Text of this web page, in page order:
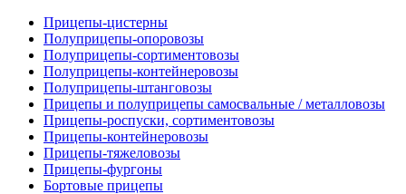
Прицепы-цистерны
Полуприцепы-опоровозы
Полуприцепы-сортиментовозы
Полуприцепы-контейнеровозы
Полуприцепы-штанговозы
Прицепы и полуприцепы самосвальные / металловозы
Прицепы-роспуски, сортиментовозы
Прицепы-контейнеровозы
Прицепы-тяжеловозы
Прицепы-фургоны
Бортовые прицепы